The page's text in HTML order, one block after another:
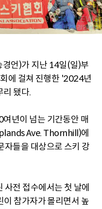
언)가 지난 14일(일)부
에 걸쳐 진행한 '2024년
리 됐다.
년이 넘는 기간동안 매
Ave. Thornhill)에
자들을 대상으로 스키 강
전 접수에서는 첫 날에
참가자가 몰리면서 높